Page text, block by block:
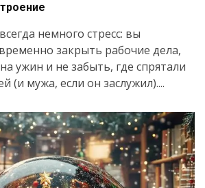
Искать
немного стресс: вы
закрыть рабочие дела,
ужин и не забыть, где спрятали
(и мужа, если он заслужил)....